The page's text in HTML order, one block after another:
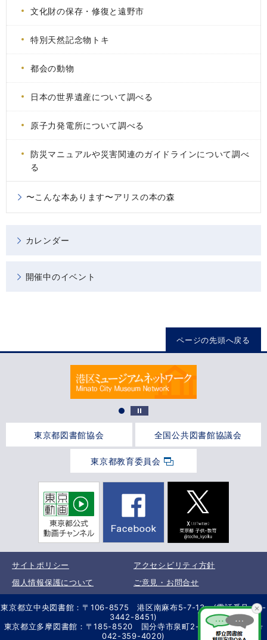
文化財の保存・修復と遠野市
特別天然記念物トキ
都会の動物
日本の世界遺産について調べる
原子力発電所について調べる
防災マニュアルや災害関連のガイドラインについて調べ
る
〜こんな本あります〜アリスの本の森
カレンダー
開催中のイベント
ページの先頭へ戻る
東京都図書館協会 全国公共図書館協議会
東京都教育委員会
サイトポリシー
アクセシビリティ方針
個人情報保護について
ご意見・お問合せ
東京都立中央図書館：〒106-8575 港区南麻布5-7-13 (電話番号 03-
3442-8451)
東京都立多摩図書館：〒185-8520 国分寺市泉町2-2-26 (電話番号
042-359-4020)